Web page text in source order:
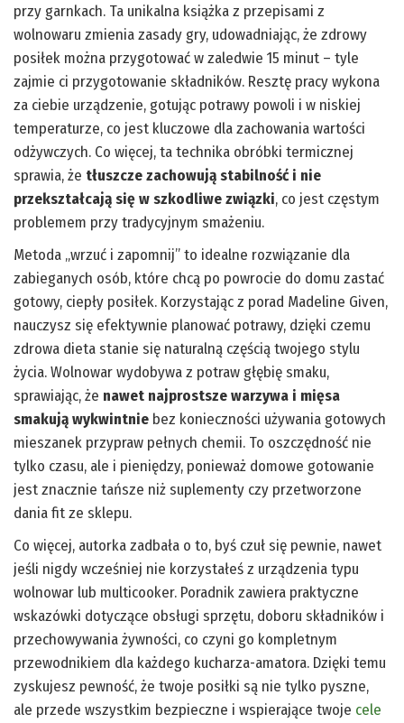
przy garnkach. Ta unikalna książka z przepisami z
wolnowaru zmienia zasady gry, udowadniając, że zdrowy
posiłek można przygotować w zaledwie 15 minut – tyle
zajmie ci przygotowanie składników. Resztę pracy wykona
za ciebie urządzenie, gotując potrawy powoli i w niskiej
temperaturze, co jest kluczowe dla zachowania wartości
odżywczych. Co więcej, ta technika obróbki termicznej
sprawia, że tłuszcze zachowują stabilność i nie
przekształcają się w szkodliwe związki, co jest częstym
problemem przy tradycyjnym smażeniu.
Metoda „wrzuć i zapomnij” to idealne rozwiązanie dla
zabieganych osób, które chcą po powrocie do domu zastać
gotowy, ciepły posiłek. Korzystając z porad Madeline Given,
nauczysz się efektywnie planować potrawy, dzięki czemu
zdrowa dieta stanie się naturalną częścią twojego stylu
życia. Wolnowar wydobywa z potraw głębię smaku,
sprawiając, że nawet najprostsze warzywa i mięsa
smakują wykwintnie bez konieczności używania gotowych
mieszanek przypraw pełnych chemii. To oszczędność nie
tylko czasu, ale i pieniędzy, ponieważ domowe gotowanie
jest znacznie tańsze niż suplementy czy przetworzone
dania fit ze sklepu.
Co więcej, autorka zadbała o to, byś czuł się pewnie, nawet
jeśli nigdy wcześniej nie korzystałeś z urządzenia typu
wolnowar lub multicooker. Poradnik zawiera praktyczne
wskazówki dotyczące obsługi sprzętu, doboru składników i
przechowywania żywności, co czyni go kompletnym
przewodnikiem dla każdego kucharza-amatora. Dzięki temu
zyskujesz pewność, że twoje posiłki są nie tylko pyszne,
ale przede wszystkim bezpieczne i wspierające twoje cele